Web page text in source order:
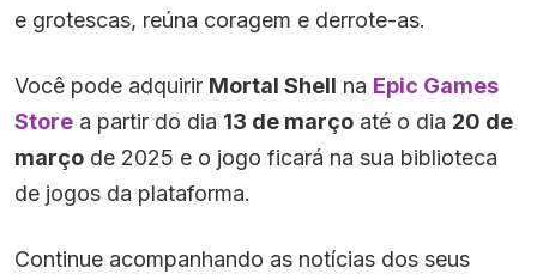
e grotescas, reúna coragem e derrote-as.
Você pode adquirir Mortal Shell na Epic Games
Store a partir do dia 13 de março até o dia 20 de
março de 2025 e o jogo ficará na sua biblioteca
de jogos da plataforma.
Continue acompanhando as notícias dos seus